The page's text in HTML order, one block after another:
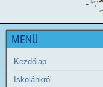
MENÜ
Kezdőlap
Iskolánkról